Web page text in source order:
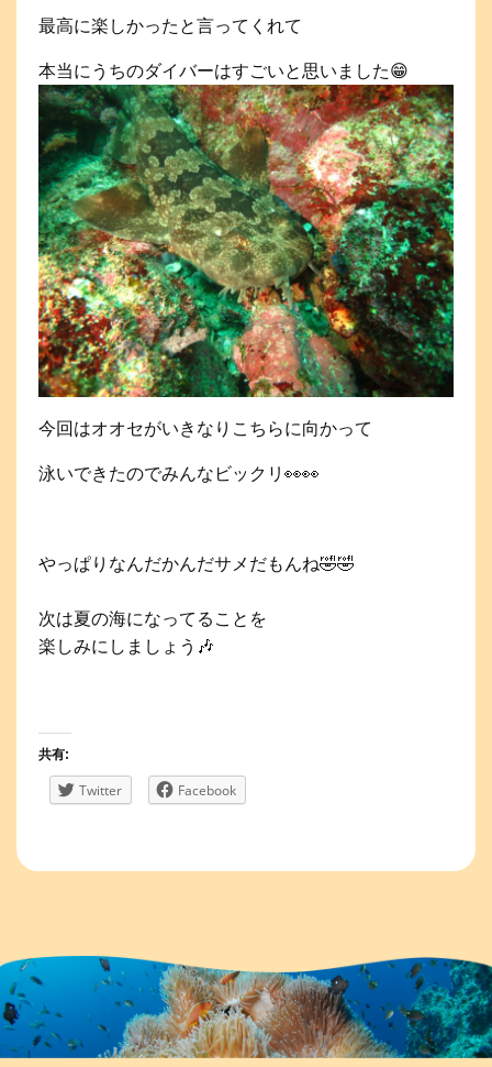
最高に楽しかったと言ってくれて
本当にうちのダイバーはすごいと思いました😁
今回はオオセがいきなりこちらに向かって
泳いできたのでみんなビックリ👀👀
やっぱりなんだかんだサメだもんね🤣🤣
次は夏の海になってることを
楽しみにしましょう🎶
共有:
Twitter Facebook